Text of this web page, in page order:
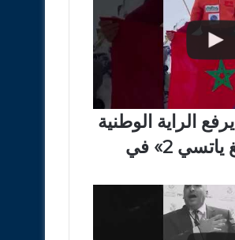
الراية الوطنية
فوق قمة «كانغ ياتسي 2» في